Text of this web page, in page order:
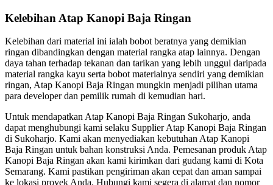
Kelebihan Atap Kanopi Baja Ringan
Kelebihan dari material ini ialah bobot beratnya yang demikian
ringan dibandingkan dengan material rangka atap lainnya. Dengan
daya tahan terhadap tekanan dan tarikan yang lebih unggul daripada
material rangka kayu serta bobot materialnya sendiri yang demikian
ringan, Atap Kanopi Baja Ringan mungkin menjadi pilihan utama
para developer dan pemilik rumah di kemudian hari.
Untuk mendapatkan Atap Kanopi Baja Ringan Sukoharjo, anda
dapat menghubungi kami selaku Supplier Atap Kanopi Baja Ringan
di Sukoharjo. Kami akan menyediakan kebutuhan Atap Kanopi
Baja Ringan untuk bahan konstruksi Anda. Pemesanan produk Atap
Kanopi Baja Ringan akan kami kirimkan dari gudang kami di Kota
Semarang. Kami pastikan pengiriman akan cepat dan aman sampai
ke lokasi proyek Anda. Hubungi kami segera di alamat dan nomor